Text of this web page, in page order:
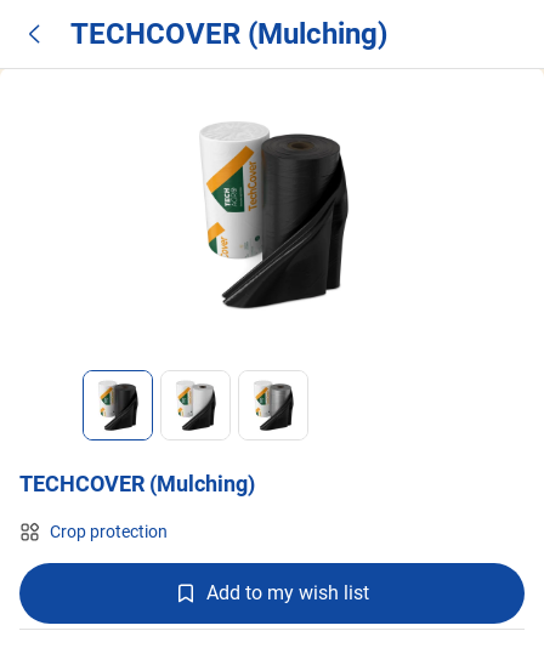
TECHCOVER (Mulching)
TECHCOVER (Mulching)
Crop protection
Add to my wish list